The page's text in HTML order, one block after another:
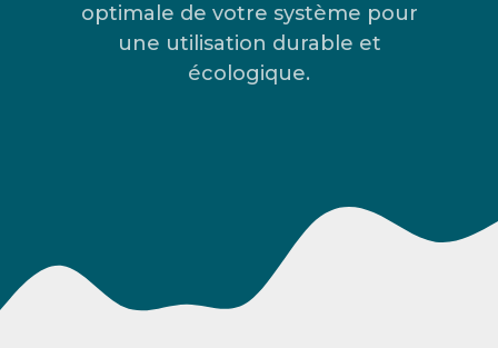
optimale de votre système pour
une utilisation durable et
écologique.